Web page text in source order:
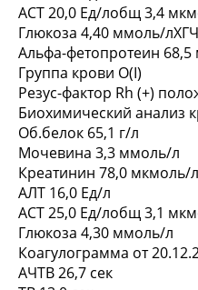
АСТ 20,0 Ед/лобщ 3,4
Глюкоза 4,40 ммоль/
Альфа-фетопротеин 68,5
Группа крови О(I)
Резус-фактор Rh (+)
Биохимический анализ
Об.белок 65,1 г/л
Мочевина 3,3 ммоль/л
Креатинин 78,0 мкмоль/л
АЛТ 16,0 Ед/л
АСТ 25,0 Ед/лобщ 3,1
Глюкоза 4,30 ммоль/л
Коагулограмма от
АЧТВ 26,7 сек